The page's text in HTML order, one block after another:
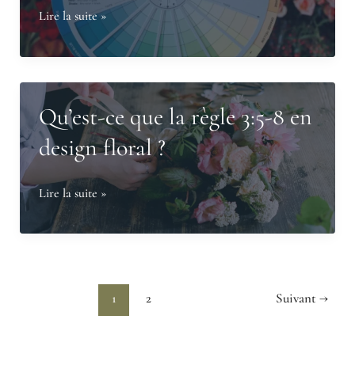
Fleurie
Associer
les
couleurs
en
design
floral
:
des
univers
Lire la suite »
Qu’est-ce que la règle 3:5-8 en
design floral ?
Qu’est-
que
Lire la suite »
1 2 Suivant→